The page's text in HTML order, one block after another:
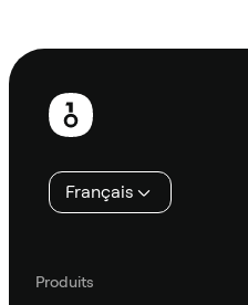
Pied
page
Français
Produits